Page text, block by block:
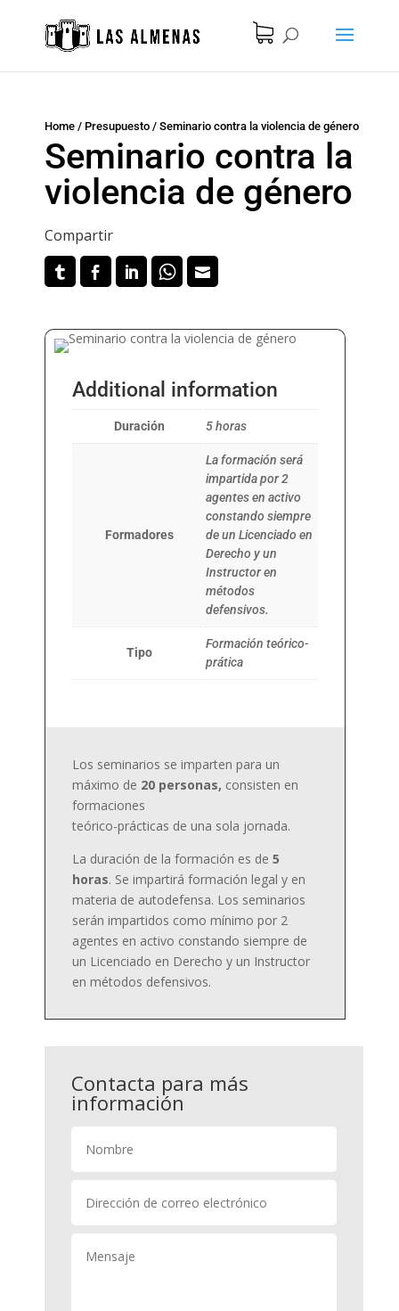
Home / Presupuesto / Seminario contra la violencia de género
Seminario contra la
violencia de género
Compartir
Additional information
Duración 5 horas
Formadores
La formación será
impartida por 2
agentes en activo
constando siempre
de un Licenciado en
Derecho y un
Instructor en
métodos
defensivos.
Tipo
Formación teórico-
prática
Los seminarios se imparten para un
máximo de 20 personas, consisten en
formaciones
teórico-prácticas de una sola jornada.
La duración de la formación es de 5
horas. Se impartirá formación legal y en
materia de autodefensa. Los seminarios
serán impartidos como mínimo por 2
agentes en activo constando siempre de
un Licenciado en Derecho y un Instructor
en métodos defensivos.
Contacta para más
información